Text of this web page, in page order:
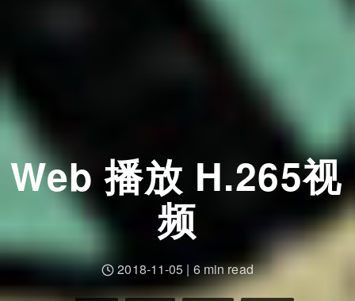
Web 播放 H.265视
频
2018-11-05 | 6 min read